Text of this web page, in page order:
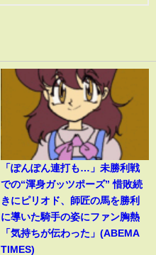
「ぽんぽん連打も…」未勝利戦
での“渾身ガッツポーズ” 惜敗続
きにピリオド、師匠の馬を勝利
に導いた騎手の姿にファン胸熱
「気持ちが伝わった」(ABEMA
TIMES)